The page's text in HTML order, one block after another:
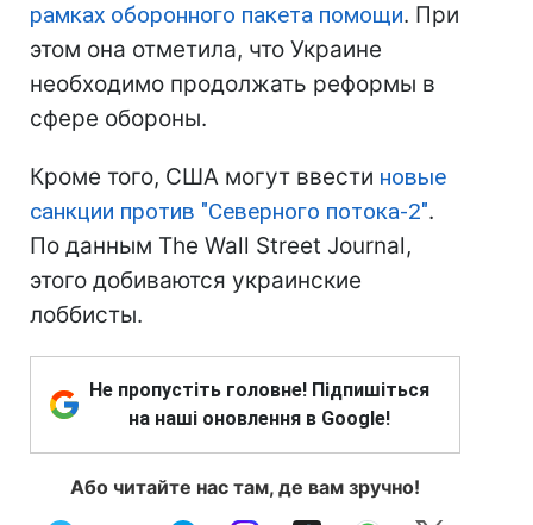
рамках оборонного пакета помощи. При
этом она отметила, что Украине
необходимо продолжать реформы в
сфере обороны.
Кроме того, США могут ввести новые
санкции против "Северного потока-2".
По данным The Wall Street Journal,
этого добиваются украинские
лоббисты.
Не пропустіть головне! Підпишіться
на наші оновлення в Google!
Або читайте нас там, де вам зручно!